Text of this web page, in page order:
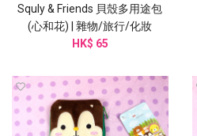
Squly & Friends 貝殼多用途包
(心和花) | 雜物/旅行/化妝
(I005SQB)
HK$ 65